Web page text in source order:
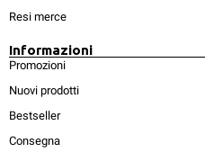
Resi merce
Informazioni
Promozioni
Nuovi prodotti
Bestseller
Consegna